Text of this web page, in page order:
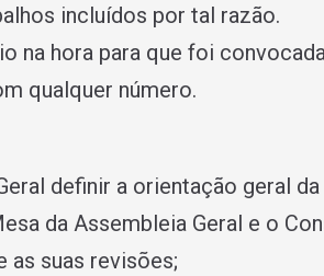
incluídos por tal razão.
na hora para que foi
qualquer número.
definir a orientação geral
da Assembleia Geral e o
as suas revisões;